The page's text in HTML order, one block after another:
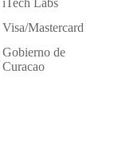
iTech Labs
Visa/Mastercard
Gobierno de
Curacao